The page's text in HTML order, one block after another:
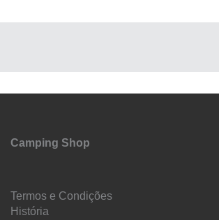
Camping Shop
Termos e Condições
História